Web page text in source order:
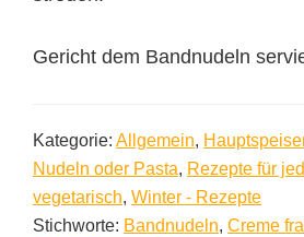
Gericht dem Bandnudeln
Kategorie: Allgemein,
Nudeln oder Pasta, Rezepte für
vegetarisch, Winter - Rezepte
Stichworte: Bandnudeln, Creme